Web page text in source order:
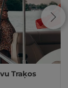
Traķos